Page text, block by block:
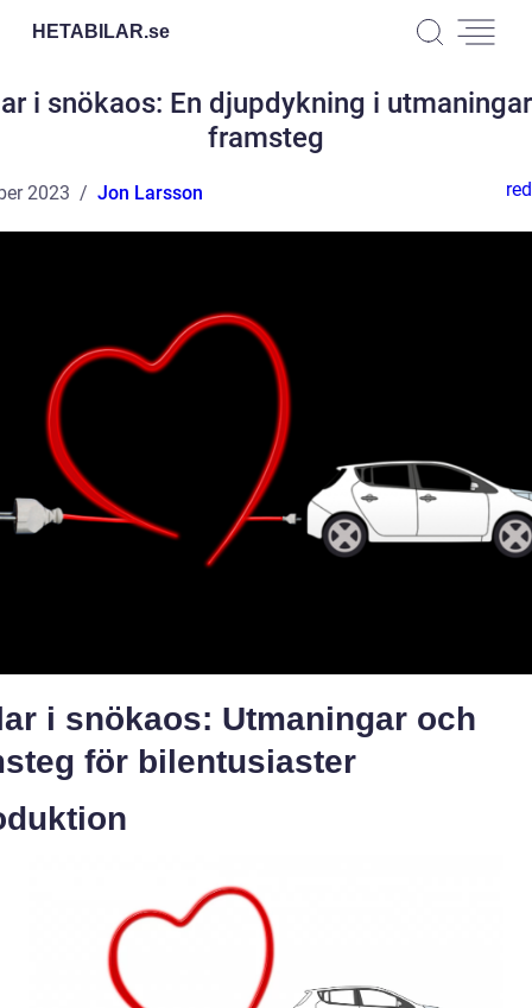
HETABILAR.se
i snökaos: En djupdykning i
framsteg
2023 Jon Larsson
i snökaos: Utmaningar och
för bilentusiaster